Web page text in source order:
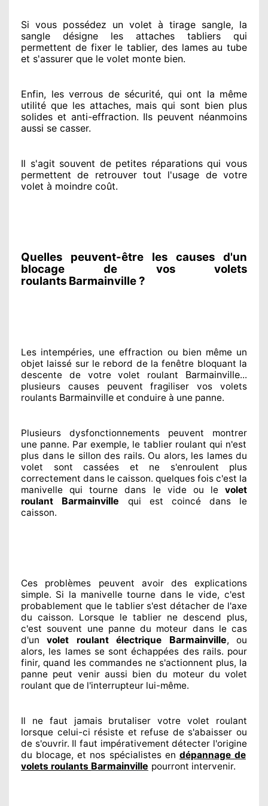
Si vous possédez un volet à tirage sangle, la
sangle désigne les attaches tabliers qui
permettent de fixer le tablier, des lames au tube
et s'assurer que le volet monte bien.
Enfin, les verrous de sécurité, qui ont la même
utilité que les attaches, mais qui sont bien plus
solides et anti-effraction. Ils peuvent néanmoins
aussi se casser.
Il s'agit souvent de petites réparations qui vous
permettent de retrouver tout l'usage de votre
volet à moindre coût.
Quelles peuvent-être les causes d'un
blocage de vos volets
roulants Barmainville ?
Les intempéries, une effraction ou bien même un
objet laissé sur le rebord de la fenêtre bloquant la
descente de votre volet roulant Barmainville...
plusieurs causes peuvent fragiliser vos volets
roulants Barmainville et conduire à une panne.
Plusieurs dysfonctionnements peuvent montrer
une panne. Par exemple, le tablier roulant qui n'est
plus dans le sillon des rails. Ou alors, les lames du
volet sont cassées et ne s'enroulent plus
correctement dans le caisson. quelques fois c'est la
manivelle qui tourne dans le vide ou le volet
roulant Barmainville qui est coincé dans le
caisson.
Ces problèmes
peuvent avoir des explications
simple. Si la manivelle tourne dans le vide, c'est
probablement que le tablier s'est détacher de l'axe
du caisson. Lorsque le tablier ne descend plus,
c'est souvent une panne du moteur dans le cas
d'unvolet roulant électrique Barmainville, ou
alors, les lames se sont échappées des rails. pour
finir, quand les commandes ne s'actionnent plus, la
panne peut venir aussi bien du moteur du volet
roulant que de l'interrupteur lui-même.
Il ne faut jamais brutaliser votre volet roulant
lorsque celui-ci résiste et refuse de s'abaisser ou
de s'ouvrir. Il faut impérativement détecter l'origine
du blocage, et nos spécialistesen dépannage de
volets roulants Barmainville pourront intervenir.